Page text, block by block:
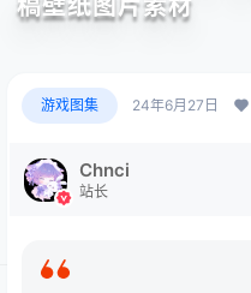
稿壁纸图片素材
游戏图集 24年6月27日
Chnci
站长